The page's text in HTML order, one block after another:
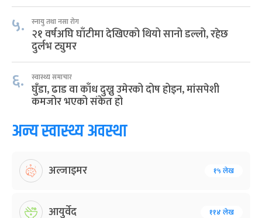
५. स्नायु तथा नसा रोग
२१ वर्षअघि घाँटीमा देखिएको थियो सानो डल्लो, रहेछ
दुर्लभ ट्युमर
६. स्वास्थ्य समाचार
घुँडा, ढाड वा काँध दुख्नु उमेरको दोष होइन, मांसपेशी
कमजोर भएको संकेत हो
अन्य स्वास्थ्य अवस्था
अल्जाइमर १५ लेख
आयुर्वेद ११४ लेख